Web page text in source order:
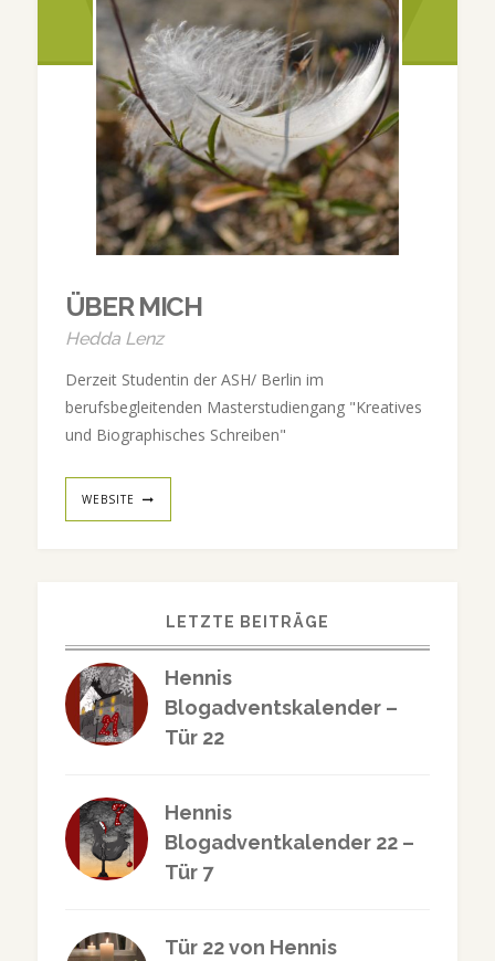
ÜBER MICH
Hedda Lenz
Derzeit Studentin der ASH/ Berlin im
berufsbegleitenden Masterstudiengang "Kreatives
und Biographisches Schreiben"
WEBSITE
LETZTE BEITRÄGE
Hennis
Blogadventskalender –
Tür 22
Hennis
Blogadventkalender 22 –
Tür 7
Tür 22 von Hennis